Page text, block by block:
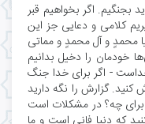
بجنگیم. اگر بخواهیم قبر
کلامی‌ و دعایی جز این
محمدٍ و آل محمدٍ و مماتی
خودمان را دخیل بدانیم
- اگر برای خدا جنگ
گزارش را نگه دارید
برای چه؟ در مشکلات است